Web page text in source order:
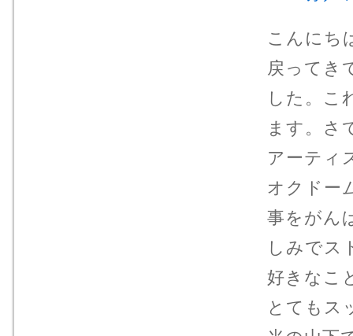
こんにち
戻ってき
した。こ
ます。さ
アーティ
オクドー
事をがん
しみでス
好きなこ
とてもス